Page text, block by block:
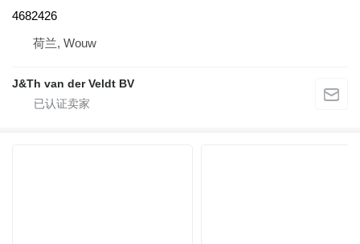
4682426
荷兰, Wouw
J&Th van der Veldt BV